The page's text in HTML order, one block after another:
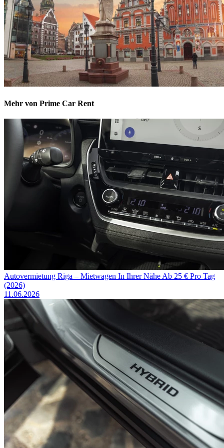
Mehr von Prime Car Rent
Autovermietung Riga – Mietwagen In Ihrer Nähe Ab 25 € Pro Tag
(2026)
11.06.2026